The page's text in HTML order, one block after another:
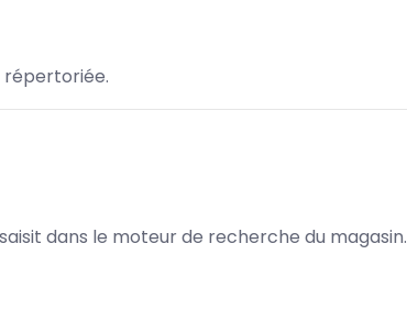
dans le moteur de recherche du magasin.